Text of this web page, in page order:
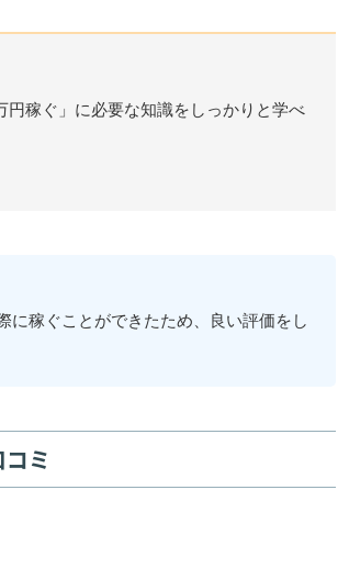
稼ぐ」に必要な知識をしっかりと学べ
に稼ぐことができたため、良い評価をし
ミ